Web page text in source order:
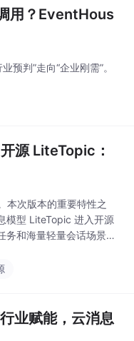
用？EventHous
预判”走向“企业刚需”。
源 LiteTopic：
次版本的重要特性之
模型 LiteTopic 进入开源
和海量轻量会话场景，
计。此前，阿里云云消息
业赋能，云消息